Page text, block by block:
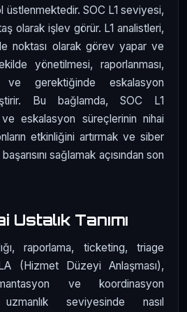
üstlenmektedir. SOC L1 seviyesi,
olarak işlev görür. L1 analistleri,
noktası olarak görev yapar ve
yönetilmesi, raporlanması,
gerektiğinde eskalasyon
Bu bağlamda, SOC L1
eskalasyon süreçlerinin nihai
etkinliğini artırmak ve siber
sağlamak açısından son
Ustalık Tanımı
raporlama, ticketing, triage
(Hizmet Düzeyi Anlaşması),
ve koordinasyon
seviyesinde nasıl